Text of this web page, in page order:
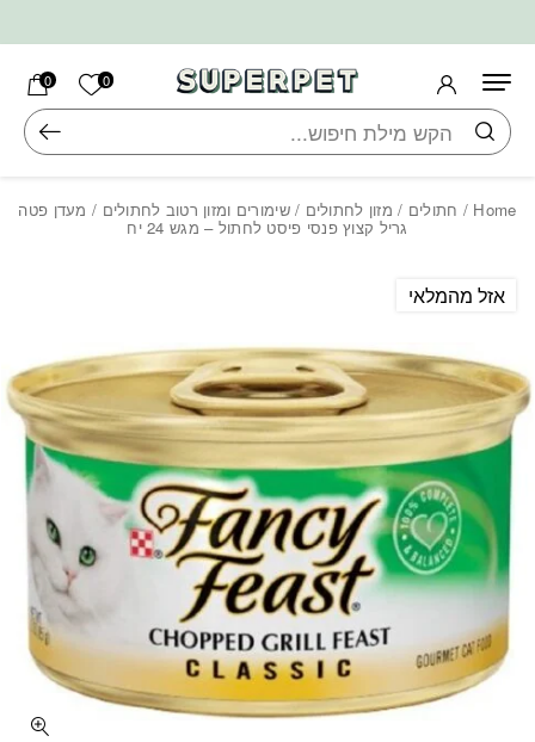
0 הרשימה
0
חיפוש
Home
/ חתולים / מזון לחתולים /שימורים ומזון רטוב לחתולים / מעדן פטה
גריל קצוץ פנסי פיסט לחתול – מגש 24 יח
אזל מהמלאי